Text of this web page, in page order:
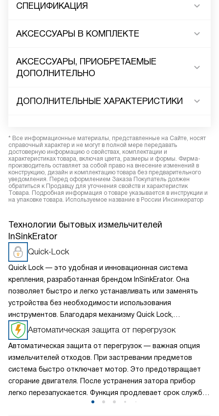
СПЕЦИФИКАЦИЯ
АКСЕССУАРЫ В КОМПЛЕКТЕ
АКСЕССУАРЫ, ПРИОБРЕТАЕМЫЕ
ДОПОЛНИТЕЛЬНО
ДОПОЛНИТЕЛЬНЫЕ ХАРАКТЕРИСТИКИ
* Все информационные материалы, представленные на Сайте, носят
справочный характер и не могут в полной мере передавать
достоверную информацию о свойствах, комплектации и
характеристиках товара, включая цвета, размеры и формы. Фирма-
производитель оставляет за собой право на внесение изменений в
конструкцию, дизайн и комплектацию товара без предварительного
уведомления. Перед оформлением Заказа Покупатель должен
обратиться к Продавцу для уточнения свойств и характеристик
Товара. Подробная информация о товаре указывается в инструкции и
на упаковке товара. Используемое название в России Инсинкератор
Технологии бытовых измельчителей
InSinkErator
Quick-Lock
Quick Lock — это удобная и инновационная система
крепления, разработанная брендом InSinkErator. Она
позволяет быстро и легко устанавливать или заменять
устройства без необходимости использования
инструментов. Благодаря механизму Quick Lock,
пользователи могут самостоятельно выполнять
установку или замену мусоропровода всего за несколько
минут, экономя время и упрощая процесс обслуживания.
Кроме того, этот механизм обеспечивает прочное
и надежное крепление мусоропровода, предотвращая
протечки и обеспечивая долгосрочную
работоспособность системы утилизации пищевых
Автоматическая защита от перегрузок
Автоматическая защита от перегрузок — важная опция
измельчителей отходов. При застревании предметов
система быстро отключает мотор. Это предотвращает
сгорание двигателя. После устранения затора прибор
легко перезапускается. Функция продлевает срок службы,
защищая от перегрева. Пользователь всегда экономит